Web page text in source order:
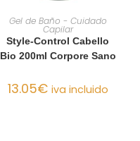
AÑADIR AL CARRITO
Gel de Baño - Cuidado
Capilar
Style-Control Cabello
Bio 200ml Corpore Sano
13.05€ iva incluido